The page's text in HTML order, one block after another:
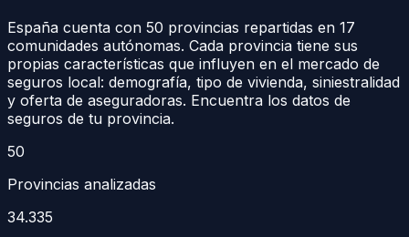
España cuenta con 50 provincias repartidas en 17
comunidades autónomas. Cada provincia tiene sus
propias características que influyen en el mercado de
seguros local: demografía, tipo de vivienda, siniestralidad
y oferta de aseguradoras. Encuentra los datos de
seguros de tu provincia.
50
Provincias analizadas
34.335